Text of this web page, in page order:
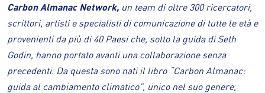
Carbon Almanac Network, un team di oltre 300 ricercatori,
scrittori, artisti e specialisti di comunicazione di tutte le età e
provenienti da più di 40 Paesi che, sotto la guida di Seth
Godin, hanno portato avanti una collaborazione senza
precedenti. Da questa sono nati il libro “Carbon Almanac:
guida al cambiamento climatico”, unico nel suo genere,